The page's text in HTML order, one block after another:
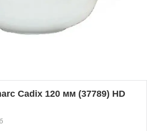
Cadix 120 мм (37789) HD